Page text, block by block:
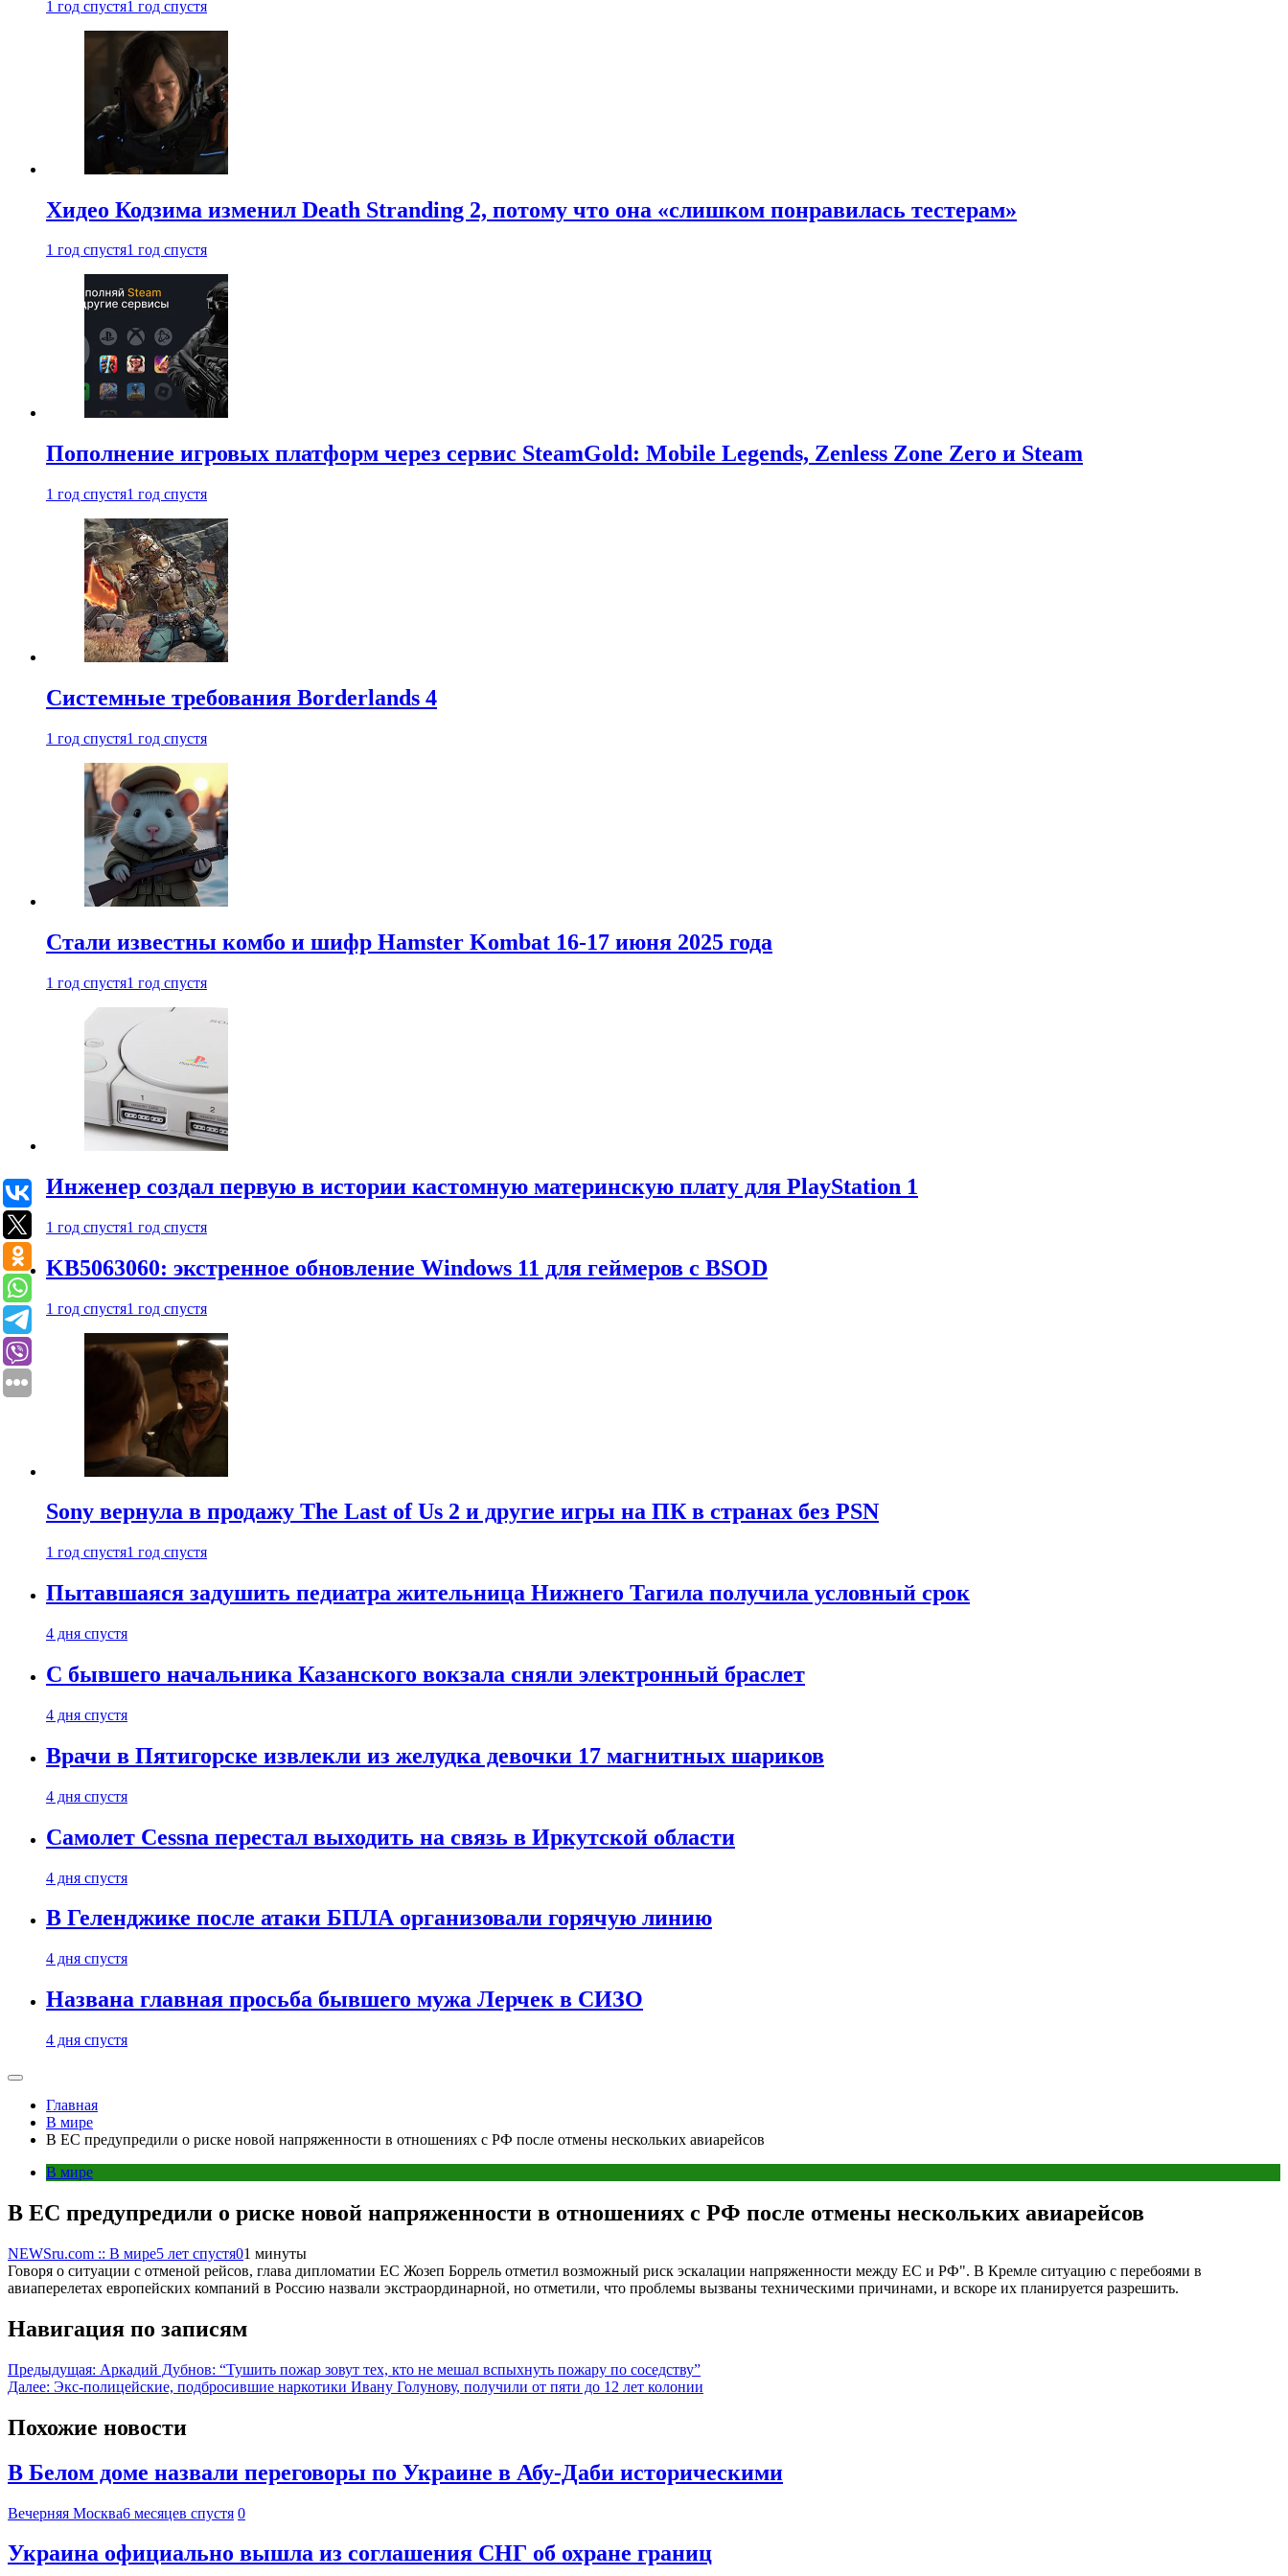
1 год спустя1 год спустя
Хидео Кодзима изменил Death Stranding 2, потому что она «слишком понравилась тестерам»
1 год спустя1 год спустя
Пополнение игровых платформ через сервис SteamGold: Mobile Legends, Zenless Zone Zero и Steam
1 год спустя1 год спустя
Системные требования Borderlands 4
1 год спустя1 год спустя
Стали известны комбо и шифр Hamster Kombat 16-17 июня 2025 года
1 год спустя1 год спустя
Инженер создал первую в истории кастомную материнскую плату для PlayStation 1
1 год спустя1 год спустя
KB5063060: экстренное обновление Windows 11 для геймеров с BSOD
1 год спустя1 год спустя
Sony вернула в продажу The Last of Us 2 и другие игры на ПК в странах без PSN
1 год спустя1 год спустя
Пытавшаяся задушить педиатра жительница Нижнего Тагила получила условный срок
4 дня спустя
С бывшего начальника Казанского вокзала сняли электронный браслет
4 дня спустя
Врачи в Пятигорске извлекли из желудка девочки 17 магнитных шариков
4 дня спустя
Самолет Cessna перестал выходить на связь в Иркутской области
4 дня спустя
В Геленджике после атаки БПЛА организовали горячую линию
4 дня спустя
Названа главная просьба бывшего мужа Лерчек в СИЗО
4 дня спустя
Главная
В мире
В ЕС предупредили о риске новой напряженности в отношениях с РФ после отмены нескольких авиарейсов
В мире
В ЕС предупредили о риске новой напряженности в отношениях с РФ после отмены нескольких авиарейсов
NEWSru.com :: В мире5 лет спустя01 минуты
Говоря о ситуации с отменой рейсов, глава дипломатии ЕС Жозеп Боррель отметил возможный риск эскалации напряженности между ЕС и РФ". В Кремле ситуацию с перебоями в
авиаперелетах европейских компаний в Россию назвали экстраординарной, но отметили, что проблемы вызваны техническими причинами, и вскоре их планируется разрешить.
Навигация по записям
Предыдущая: Аркадий Дубнов: “Тушить пожар зовут тех, кто не мешал вспыхнуть пожару по соседству”
Далее: Экс-полицейские, подбросившие наркотики Ивану Голунову, получили от пяти до 12 лет колонии
Похожие новости
В Белом доме назвали переговоры по Украине в Абу-Даби историческими
Вечерняя Москва6 месяцев спустя 0
Украина официально вышла из соглашения СНГ об охране границ